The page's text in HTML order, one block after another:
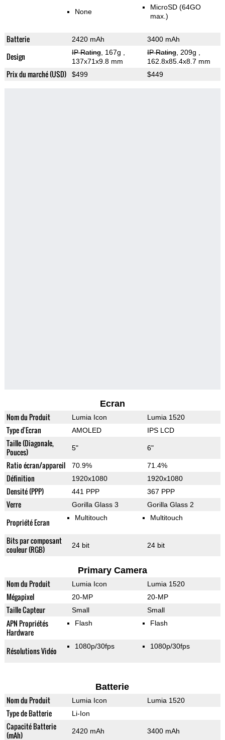
None
MicroSD (64GO
max.)
Batterie 2420 mAh 3400 mAh
Design IP Rating, 167g
137x71x9.8 mm
IP Rating, 209g
162.8x85.4x8.7 mm
Prix du marché (USD) $499 $449
Ecran
Nom du Produit Lumia Icon Lumia 1520
Type d'Ecran AMOLED IPS LCD
Taille (Diagonale,
Pouces)
5" 6"
Ratio écran/appareil 70.9% 71.4%
Définition 1920x1080 1920x1080
Densité (PPP) 441 PPP 367 PPP
Verre Gorilla Glass 3 Gorilla Glass 2
Propriété Ecran Multitouch Multitouch
Bits par composant
couleur (RGB)
24 bit 24 bit
Primary Camera
Nom du Produit Lumia Icon Lumia 1520
Mégapixel 20-MP 20-MP
Taille Capteur Small Small
APN Propriétés
Hardware
Flash Flash
Résolutions Vidéo 1080p/30fps 1080p/30fps
Batterie
Nom du Produit Lumia Icon Lumia 1520
Type de Batterie Li-Ion
Capacité Batterie
(mAh)
2420 mAh 3400 mAh